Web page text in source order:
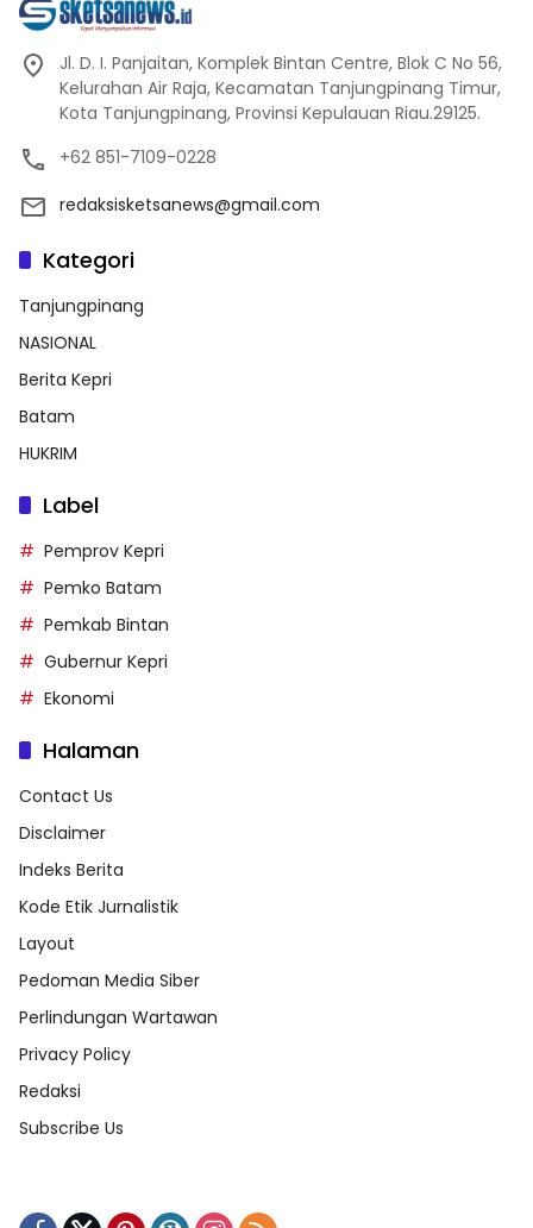
Jl. D. I. Panjaitan, Komplek Bintan Centre, Blok C No 56,
Kelurahan Air Raja, Kecamatan Tanjungpinang Timur,
Kota Tanjungpinang, Provinsi Kepulauan Riau.29125.
+62 851-7109-0228
redaksisketsanews@gmail.com
Kategori
Tanjungpinang
NASIONAL
Berita Kepri
Batam
HUKRIM
Label
Pemprov Kepri
Pemko Batam
Pemkab Bintan
Gubernur Kepri
Ekonomi
Halaman
Contact Us
Disclaimer
Indeks Berita
Kode Etik Jurnalistik
Layout
Pedoman Media Siber
Perlindungan Wartawan
Privacy Policy
Redaksi
Subscribe Us